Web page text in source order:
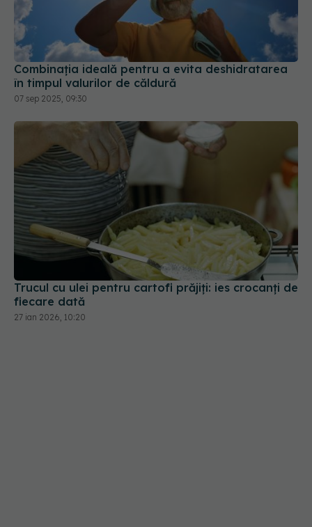
Combinația ideală pentru a evita deshidratarea
în timpul valurilor de căldură
07 sep 2025, 09:30
Trucul cu ulei pentru cartofi prăjiți: ies crocanți de
27 ian 2026, 10:20